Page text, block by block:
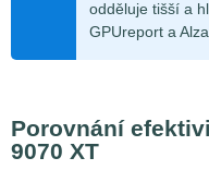
odděluje tišší a
GPUreport a
Porovnání
9070 XT